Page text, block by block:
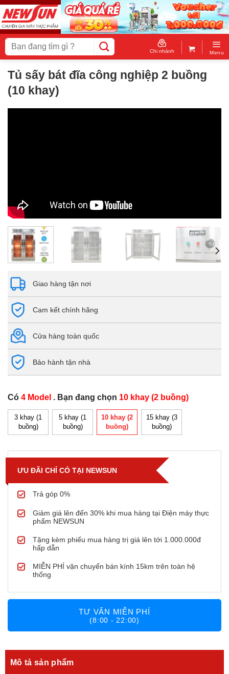
Skip
to
content
Tìm
kiếm:
Chi nhánh Menu
Tủ sấy bát đĩa công nghiệp 2 buồng
(10 khay)
Giao hàng tận nơi
Cam kết chính hãng
Cửa hàng toàn quốc
Bảo hành tận nhà
Có 4 Model . Bạn đang chọn 10 khay (2 buồng)
3 khay (1
buồng)
5 khay (1
buồng)
10 khay (2
buồng)
15 khay (3
buồng)
ƯU ĐÃI CHỈ CÓ TẠI NEWSUN
Trả góp 0%
Giảm giá lên đến 30% khi mua hàng tại Điện máy thực
phẩm NEWSUN
Tặng kèm phiếu mua hàng trị giá lên tới 1.000.000đ
hấp dẫn
MIỄN PHÍ vận chuyển bán kính 15km trên toàn hệ
thống
TƯ VẤN MIỄN PHÍ
(8:00 - 22:00)
Mô tả sản phẩm